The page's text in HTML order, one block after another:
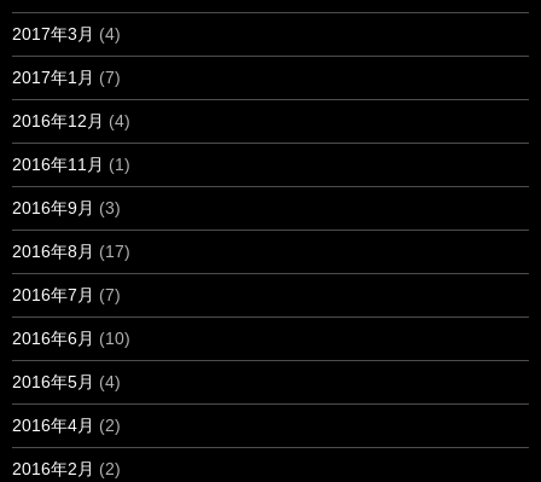
2017年3月 (4)
2017年1月 (7)
2016年12月 (4)
2016年11月 (1)
2016年9月 (3)
2016年8月 (17)
2016年7月 (7)
2016年6月 (10)
2016年5月 (4)
2016年4月 (2)
2016年2月 (2)